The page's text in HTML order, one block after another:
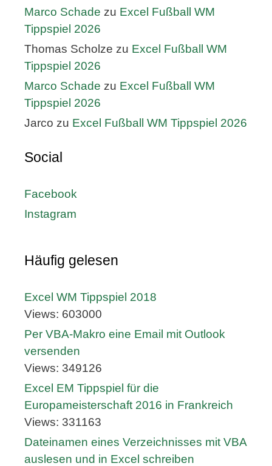
Marco Schade zu Excel Fußball WM
Tippspiel 2026
Thomas Scholze zu Excel Fußball WM
Tippspiel 2026
Marco Schade zu Excel Fußball WM
Tippspiel 2026
Jarco zu Excel Fußball WM Tippspiel 2026
Social
Facebook
Instagram
Häufig gelesen
Excel WM Tippspiel 2018
Views: 603000
Per VBA-Makro eine Email mit Outlook
versenden
Views: 349126
Excel EM Tippspiel für die
Europameisterschaft 2016 in Frankreich
Views: 331163
Dateinamen eines Verzeichnisses mit VBA
auslesen und in Excel schreiben